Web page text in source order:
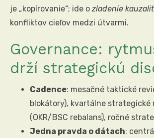
je „kopírovanie“; ide o zladenie
konfliktov cieľov medzi útvarmi.
Governance:
drží strategickú
Cadence: mesačné taktické
blokátory), kvartálne strategické
(OKR/BSC rebalans), ročné
Jedna pravda o dátach: